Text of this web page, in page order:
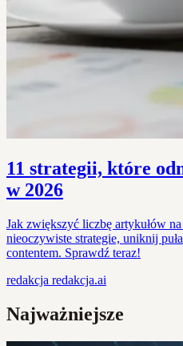
11 strategii, które
w 2026
Jak zwiększyć liczbę artykułów
nieoczywiste strategie, uniknij
contentem. Sprawdź teraz!
redakcja redakcja.ai
Najważniejsze